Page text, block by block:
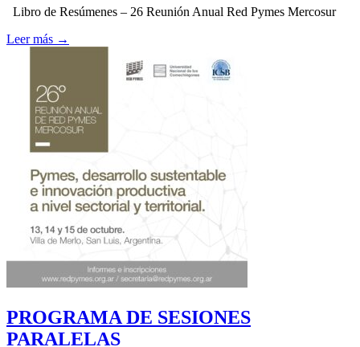
Libro de Resúmenes – 26 Reunión Anual Red Pymes Mercosur
Leer más →
PROGRAMA DE SESIONES
PARALELAS